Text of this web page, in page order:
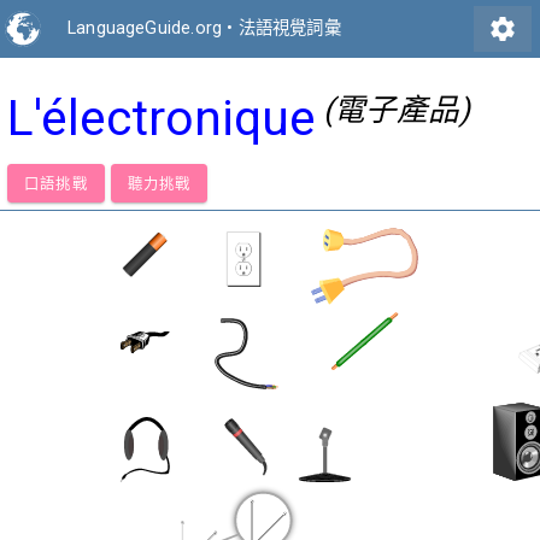
LanguageGuide.org • 法語視覺詞彙 settings
L'électronique (電子產品)
口語挑戰 聽力挑戰